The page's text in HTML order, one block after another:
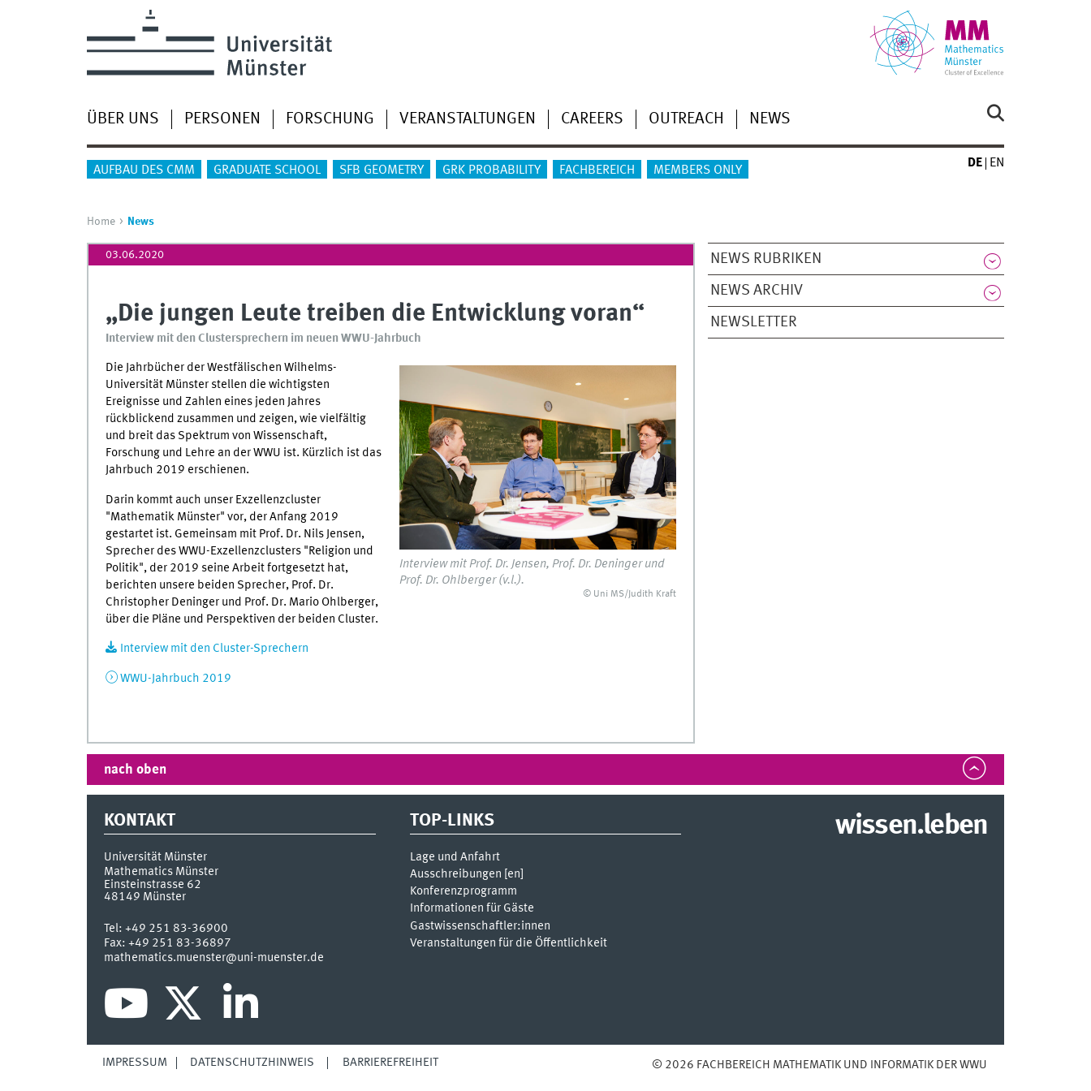
ÜBER UNS PERSONEN FORSCHUNG VERANSTALTUNGEN CAREERS OUTREACH NEWS
AUFBAU DES CMM GRADUATE SCHOOL SFB GEOMETRY GRK PROBABILITY FACHBEREICH MEMBERS ONLY
DE EN
Home News
NEWS RUBRIKEN
NEWS ARCHIV
NEWSLETTER
03.06.2020
„Die jungen Leute treiben die Entwicklung voran“
Interview mit den Clustersprechern im neuen WWU-Jahrbuch
Interview mit Prof. Dr. Jensen, Prof. Dr. Deninger und
Prof. Dr. Ohlberger (v.l.).
© Uni MS/Judith Kraft
Die Jahrbücher der Westfälischen Wilhelms-
Universität Münster stellen die wichtigsten
Ereignisse und Zahlen eines jeden Jahres
rückblickend zusammen und zeigen, wie vielfältig
und breit das Spektrum von Wissenschaft,
Forschung und Lehre an der WWU ist. Kürzlich ist das
Jahrbuch 2019 erschienen.
Darin kommt auch unser Exzellenzcluster
"Mathematik Münster" vor, der Anfang 2019
gestartet ist. Gemeinsam mit Prof. Dr. Nils Jensen,
Sprecher des WWU-Exzellenzclusters "Religion und
Politik", der 2019 seine Arbeit fortgesetzt hat,
berichten unsere beiden Sprecher, Prof. Dr.
Christopher Deninger und Prof. Dr. Mario Ohlberger,
über die Pläne und Perspektiven der beiden Cluster.
Interview mit den Cluster-Sprechern
WWU-Jahrbuch 2019
nach oben
KONTAKT
Universität Münster
Mathematics Münster
Einsteinstrasse 62
48149 Münster
Tel: +49 251 83-36900
Fax: +49 251 83-36897
mathematics.muenster@uni-muenster.de
TOP-LINKS
Lage und Anfahrt
Ausschreibungen [ en
Konferenzprogramm
Informationen für Gäste
Gastwissenschaftler:innen
Veranstaltungen für die Öffentlichkeit
wissen.leben
IMPRESSUM DATENSCHUTZHINWEIS BARRIEREFREIHEIT © 2026 FACHBEREICH MATHEMATIK UND INFORMATIK DER WWU